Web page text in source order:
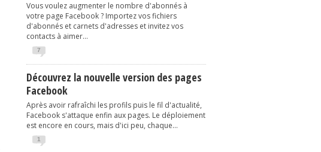
Vous voulez augmenter le nombre d'abonnés à
votre page Facebook ? Importez vos fichiers
d'abonnés et carnets d'adresses et invitez vos
contacts à aimer...
7
Découvrez la nouvelle version des pages
Facebook
Après avoir rafraîchi les profils puis le fil d'actualité,
Facebook s'attaque enfin aux pages. Le déploiement
est encore en cours, mais d'ici peu, chaque...
1